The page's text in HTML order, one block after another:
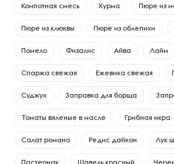
Компотная смесь Хурма Пюре из
Пюре из клюквы Пюре из облепихи
Помело Физалис Айва Лайм
Спаржа свежая Ежевика свежая
Суджух Заправка для борща
Томаты вяленые в масле Грибная икра
Салат романо Редис дайкон Лук
Пастернак Щавель красный